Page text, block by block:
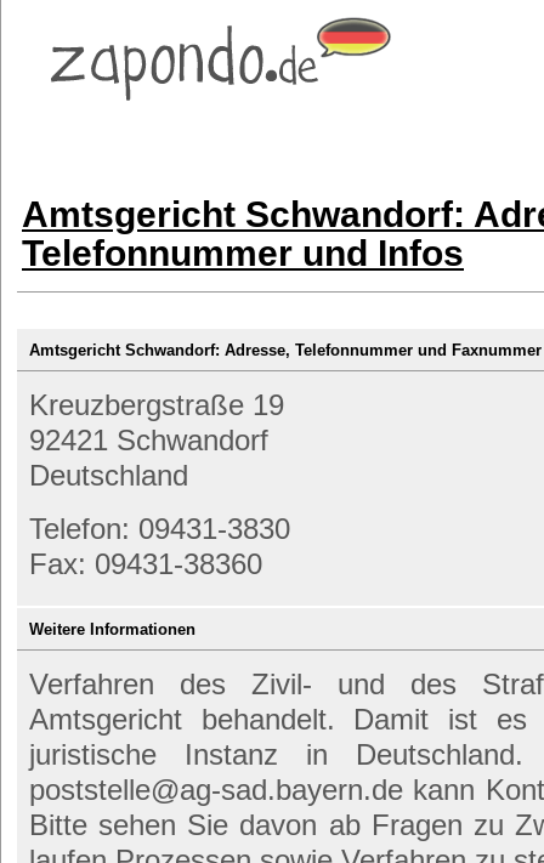
Amtsgericht Schwandorf:
Telefonnummer und Infos
Amtsgericht Schwandorf: Adresse, Telefonnummer und Faxnummer
Kreuzbergstraße 19
92421 Schwandorf
Deutschland
Telefon: 09431-3830
Fax: 09431-38360
Weitere Informationen
Verfahren des Zivil- und des
Amtsgericht behandelt. Damit ist es
juristische Instanz in
poststelle@ag-sad.bayern.de kann
Bitte sehen Sie davon ab Fragen zu